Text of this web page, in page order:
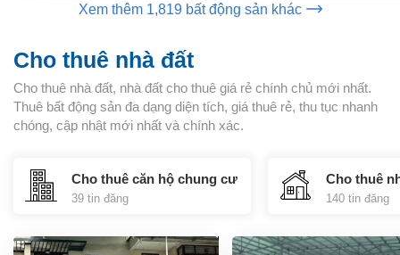
Xem thêm 1,819 bất động sản khác
Cho thuê nhà đất
Cho thuê nhà đất, nhà đất cho thuê giá rẻ chính chủ mới nhất.
Thuê bất động sản đa dạng diện tích, giá thuê rẻ, thu tục nhanh
chóng, cập nhật mới nhất và chính xác.
Cho thuê căn hộ chung cư
39 tin đăng
Cho thuê
140 tin đăng